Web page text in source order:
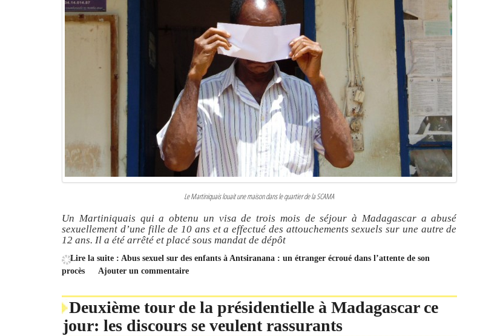
Le Martiniquais louait une maison dans le quartier de la SCAMA
Un Martiniquais qui a obtenu un visa de trois mois de séjour à Madagascar a abusé
sexuellement d’une fille de 10 ans et a effectué des attouchements sexuels sur une autre de
12 ans. Il a été arrêté et placé sous mandat de dépôt
Lire la suite : Abus sexuel sur des enfants à Antsiranana : un étranger écroué dans l’attente de son
procès
Ajouter un commentaire
Deuxième tour de la présidentielle à Madagascar ce
jour: les discours se veulent rassurants